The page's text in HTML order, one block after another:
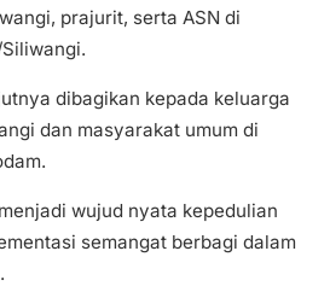
prajurit, serta ASN di
dibagikan kepada keluarga
dan masyarakat umum di
wujud nyata kepedulian
semangat berbagi dalam